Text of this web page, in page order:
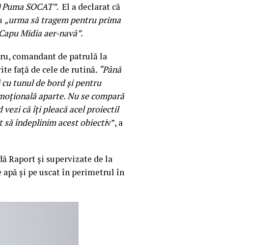
SOCAT”. El a declarat că
„urma să tragem pentru prima
Midia aer-navă”.
comandant de patrulă la
față de cele de rutină. “Până
tunul de bord și pentru
aparte. Nu se compară
vezi că îți pleacă acel proiectil
să îndeplinim acest obiectiv”, a
Raport și supervizate de la
și pe uscat în perimetrul în